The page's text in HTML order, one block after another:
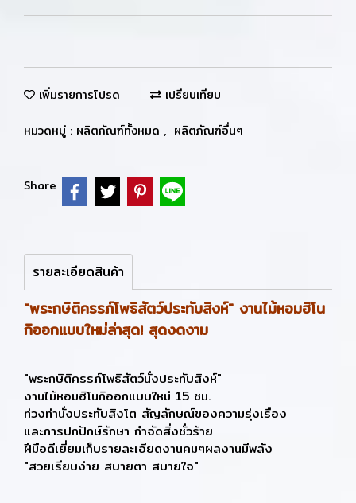
เพิ่มรายการโปรด เปรียบเทียบ
หมวดหมู่ : ผลิตภัณฑ์ทั้งหมด , ผลิตภัณฑ์อื่นๆ
Share
รายละเอียดสินค้า
"พระกษิติครรภ์โพธิสัตว์ประทับสิงห์" งานไม้หอมฮิโน
กิออกแบบใหม่ล่าสุด! สุดงดงาม
"พระกษิติครรภ์โพธิสัตว์นั่งประทับสิงห์"
งานไม้หอมฮิโนกิออกแบบใหม่ 15 ซม.
ท่วงท่านั่งประทับสิงโต สัญลักษณ์ของความรุ่งเรือง
และการปกปักษ์รักษา กำจัดสิ่งชั่วร้าย
ฝีมือดีเยี่ยมเก็บรายละเอียดงานคมๆผลงานมีพลัง
"สวยเรียบง่าย สบายตา สบายใจ"